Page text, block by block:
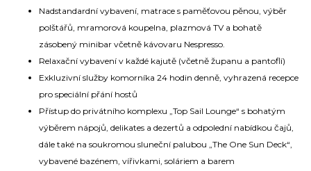
Nadstandardní vybavení, matrace s paměťovou pěnou, výběr
polštářů, mramorová koupelna, plazmová TV a bohatě
zásobený minibar včetně kávovaru Nespresso.
Relaxační vybavení v každé kajutě (včetně županu a pantoflí)
Exkluzivní služby komorníka 24 hodin denně, vyhrazená recepce
pro speciální přání hostů
Přístup do privátního komplexu „Top Sail Lounge“ s bohatým
výběrem nápojů, delikates a dezertů a odpolední nabídkou čajů,
dále také na soukromou sluneční palubou „The One Sun Deck“,
vybavené bazénem, vířivkami, soláriem a barem